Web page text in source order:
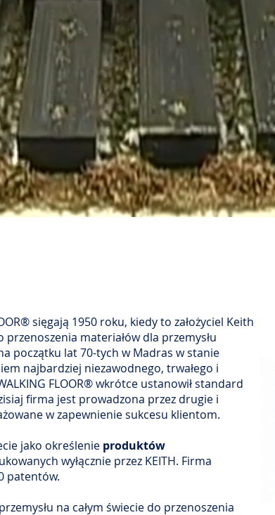
sięgają 1950 roku, kiedy to założyciel Keith
przenoszenia materiałów dla przemysłu
początku lat 70-tych w Madras w stanie
najbardziej niezawodnego, trwałego i
FLOOR® wkrótce ustanowił standard
firma jest prowadzona przez drugie i
w zapewnienie sukcesu klientom.
jako określenie produktów
wyłącznie przez KEITH. Firma
patentów.
na całym świecie do przenoszenia